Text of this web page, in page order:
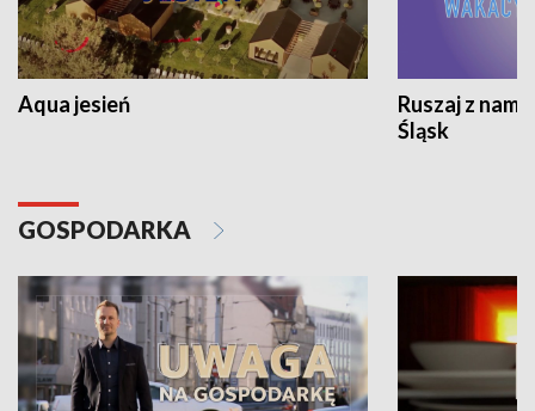
Aqua jesień
Ruszaj z
Śląsk
GOSPODARKA